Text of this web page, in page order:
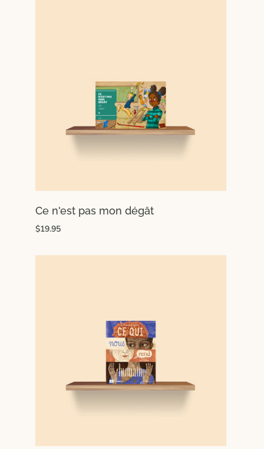
Ce n'est pas mon dégât
$19.95